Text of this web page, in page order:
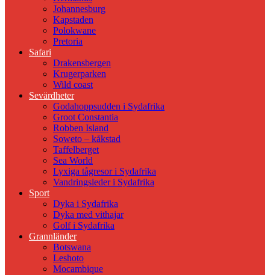
Johannesburg
Kapstaden
Polokwane
Pretoria
Safari
Drakensbergen
Krugerparken
Wild coast
Sevärdheter
Godahoppsudden i Sydafrika
Groot Constantia
Robben Island
Soweto – kåkstad
Taffelberget
Sea World
Lyxiga tågresor i Sydafrika
Vandringsleder i Sydafrika
Sport
Dyka i Sydafrika
Dyka med vithajar
Golf i Sydafrika
Grannländer
Botswana
Leshoto
Mocambique